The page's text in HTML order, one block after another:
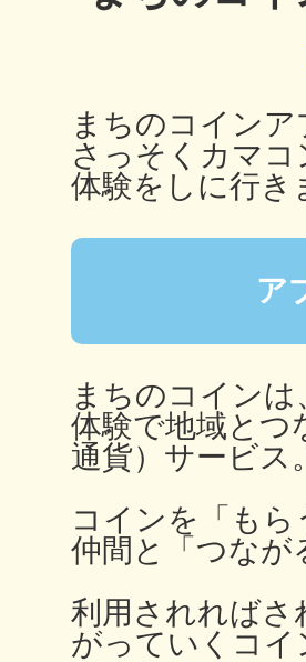
まちのコイン
さっそくカマコ
体験をしに行き
ア
まちのコイン
体験で地域とつ
通貨）サービス。
コインを「も
仲間と「つなが
利用されればさ
がっていくコイ